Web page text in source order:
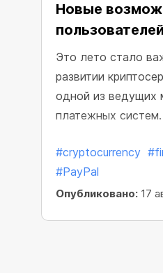
Новые
Это лето стало
развитии
одной из ведущих
платежных систем.
#cryptocurrency
#PayPal
Опубликовано: 17